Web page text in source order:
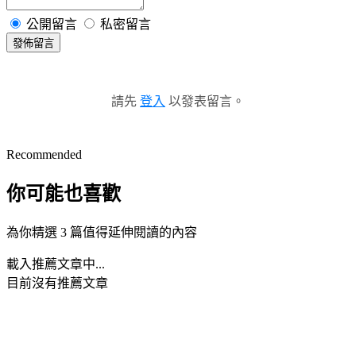
公開留言 私密留言
發佈留言
請先 登入 以發表留言。
Recommended
你可能也喜歡
為你精選 3 篇值得延伸閱讀的內容
載入推薦文章中...
目前沒有推薦文章